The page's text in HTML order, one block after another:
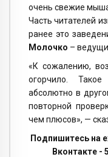
очень свежие
Часть читателей
ранее это
Молочко –
«К сожалению,
огорчило.
абсолютно в
повторной
чем плюсов», —
Подпишитесь на
Вконтакте -